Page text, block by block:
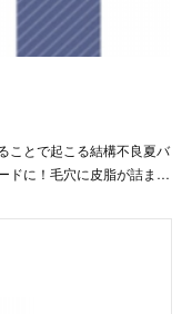
ことで起こる結構不良夏バ
ドに！毛穴に皮脂が詰ま…